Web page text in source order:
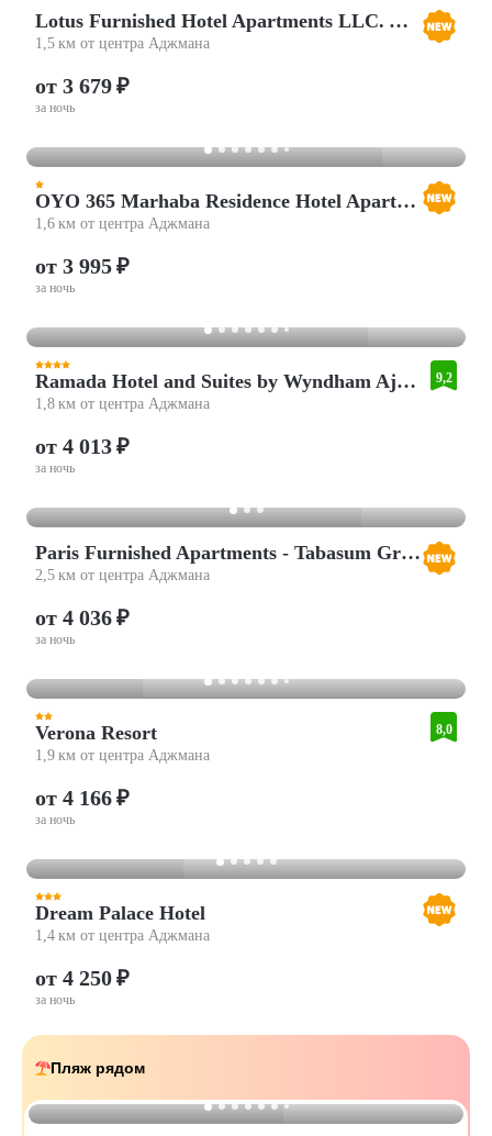
Lotus Furnished Hotel Apartments LLC. Ajman
1,5 км от центра Аджмана
от 3 679 ₽
за ночь
OYO 365 Marhaba Residence Hotel Apartments
1,6 км от центра Аджмана
от 3 995 ₽
за ночь
Ramada Hotel and Suites by Wyndham Ajman
1,8 км от центра Аджмана
9,2
от 4 013 ₽
за ночь
Paris Furnished Apartments - Tabasum Group
2,5 км от центра Аджмана
от 4 036 ₽
за ночь
Verona Resort
1,9 км от центра Аджмана
8,0
от 4 166 ₽
за ночь
Dream Palace Hotel
1,4 км от центра Аджмана
от 4 250 ₽
за ночь
Пляж рядом